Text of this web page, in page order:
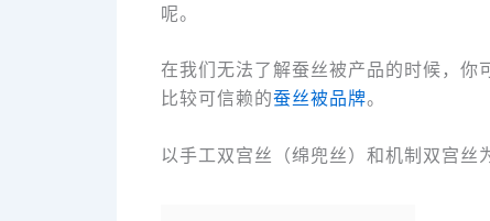
呢。
在我们无法了解蚕丝被产品的时候，你
比较可信赖的蚕丝被品牌。
以手工双宫丝（绵兜丝）和机制双宫丝